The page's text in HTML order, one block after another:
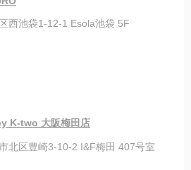
西池袋1-12-1 Esola池袋 5F
K-two 大阪梅田店
北区豊崎3-10-2 I&F梅田 407号室